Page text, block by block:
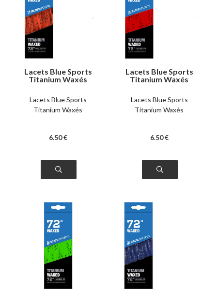
Lacets Blue Sports
Titanium Waxés
Lacets Blue Sports
Titanium Waxés
6.50 €
Lacets Blue Sports
Titanium Waxés
Lacets Blue Sports
Titanium Waxés
6.50 €